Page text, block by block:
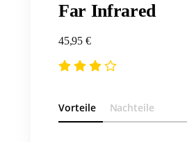
Far Infrared
45,95 €
Vorteile Nachteile